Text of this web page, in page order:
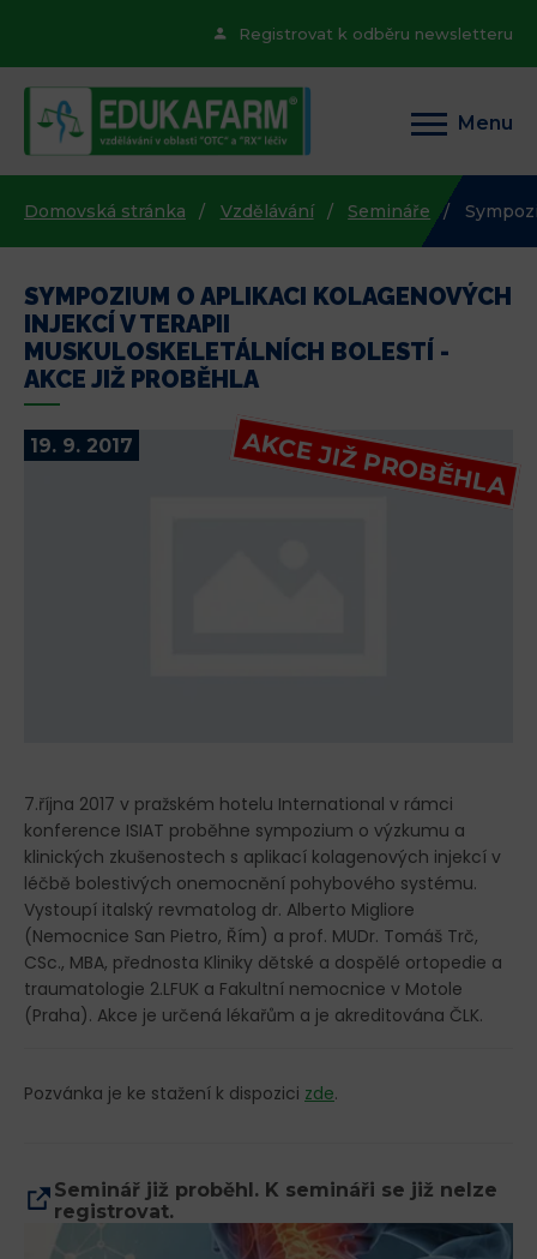
Registrovat k odběru newsletteru
Menu
Domovská stránka Vzdělávání Semináře
SYMPOZIUM O APLIKACI KOLAGENOVÝCH
INJEKCÍ V TERAPII
MUSKULOSKELETÁLNÍCH BOLESTÍ -
AKCE JIŽ PROBĚHLA
19. 9. 2017 AKCE JIŽ PROBĚHLA
7.října 2017 v pražském hotelu International v rámci
konference ISIAT proběhne sympozium o výzkumu a
klinických zkušenostech s aplikací kolagenových injekcí v
léčbě bolestivých onemocnění pohybového systému.
Vystoupí italský revmatolog dr. Alberto Migliore
(Nemocnice San Pietro, Řím) a prof. MUDr. Tomáš Trč,
CSc., MBA, přednosta Kliniky dětské a dospělé ortopedie a
traumatologie 2.LFUK a Fakultní nemocnice v Motole
(Praha). Akce je určená lékařům a je akreditována ČLK.
Pozvánka je ke stažení k dispozici zde.
Seminář již proběhl. K semináři se již nelze
registrovat.